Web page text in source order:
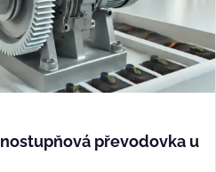
převodovka u